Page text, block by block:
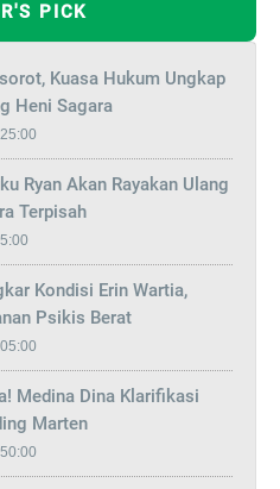
PICK
Kuasa Hukum Ungkap
Heni Sagara
Ryan Akan Rayakan Ulang
Terpisah
Kondisi Erin Wartia,
Psikis Berat
Medina Dina Klarifikasi
Marten